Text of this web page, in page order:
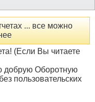
... все можно
(Если Вы читаете
добрую Оборотную
пользовательских